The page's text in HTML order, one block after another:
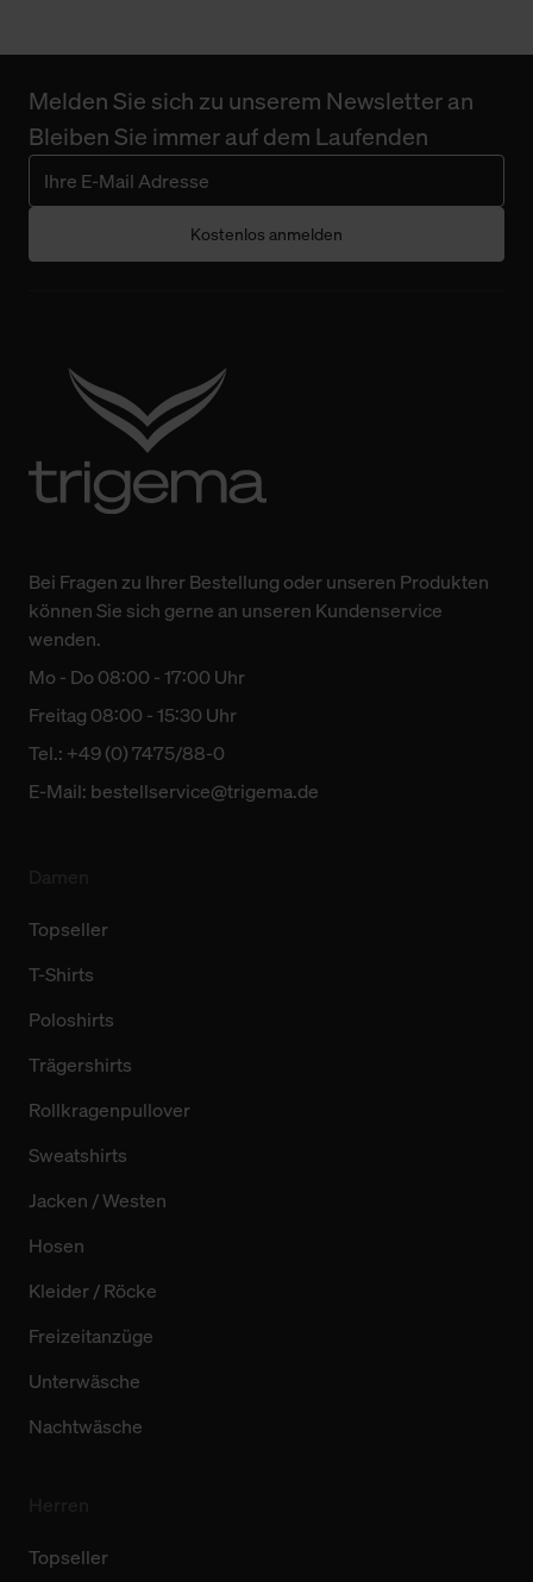
Melden Sie sich zu unserem Newsletter an
Bleiben Sie immer auf dem Laufenden
Kostenlos anmelden
Bei Fragen zu Ihrer Bestellung oder unseren Produkten
können Sie sich gerne an unseren Kundenservice
wenden.
Mo - Do 08:00 - 17:00 Uhr
Freitag 08:00 - 15:30 Uhr
Tel.: +49 (0) 7475/88-0
E-Mail: bestellservice@trigema.de
Topseller
T-Shirts
Poloshirts
Trägershirts
Rollkragenpullover
Sweatshirts
Jacken / Westen
Hosen
Kleider / Röcke
Freizeitanzüge
Unterwäsche
Nachtwäsche
Topseller